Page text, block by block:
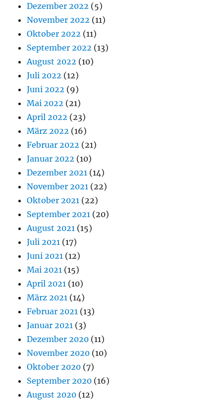
Dezember 2022 (5)
November 2022 (11)
Oktober 2022 (11)
September 2022 (13)
August 2022 (10)
Juli 2022 (12)
Juni 2022 (9)
Mai 2022 (21)
April 2022 (23)
März 2022 (16)
Februar 2022 (21)
Januar 2022 (10)
Dezember 2021 (14)
November 2021 (22)
Oktober 2021 (22)
September 2021 (20)
August 2021 (15)
Juli 2021 (17)
Juni 2021 (12)
Mai 2021 (15)
April 2021 (10)
März 2021 (14)
Februar 2021 (13)
Januar 2021 (3)
Dezember 2020 (11)
November 2020 (10)
Oktober 2020 (7)
September 2020 (16)
August 2020 (12)